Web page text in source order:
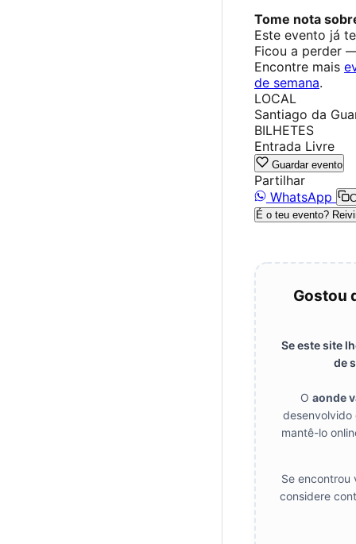
Tome nota
Este evento já
Ficou a perder
Encontre mais
de semana.
LOCAL
Santiago da
BILHETES
Entrada Livre
Guardar evento
Partilhar
WhatsApp
É o teu evento?
Gostou
Se este site
de
O aonde
desenvolvido
mantê-lo
Se encontrou
considere